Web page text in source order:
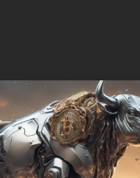
realmente funcional para Bitcoin e
seus Robôs de trade em